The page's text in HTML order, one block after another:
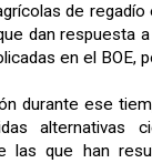
de
dan respuesta
en el BOE,
durante ese
alternativas
las que han